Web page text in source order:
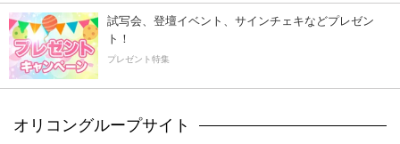
試写会、登壇イベント、サインチェキなどプレゼン
ト！
プレゼント特集
オリコングループサイト